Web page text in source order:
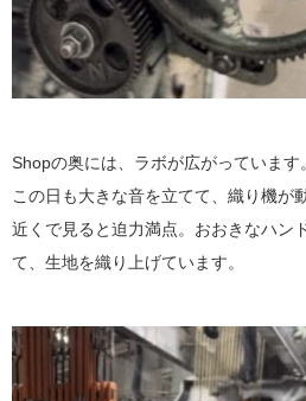
Shopの奥には、ラボが広がっています。
この日も大きな音を立てて、織り機が
近くで見ると迫力満点。おおきなハン
て、生地を織り上げています。